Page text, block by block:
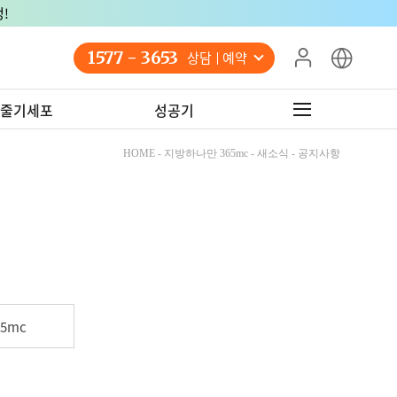
!
1577 - 3653 상담 예약
기세포 성공기
HOME - 지방하나만 365mc - 새소식 - 공지사항